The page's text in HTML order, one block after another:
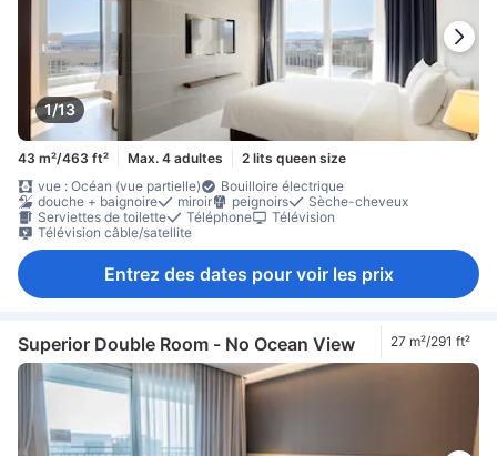
1/13
43 m²/463 ft² Max. 4 adultes
2 lits queen size
vue : Océan (vue partielle)
Bouilloire électrique
douche + baignoire
miroir peignoirs
Sèche-cheveux
Serviettes de toilette
Téléphone
Télévision
Télévision câble/satellite
Entrez des dates pour voir les prix
Superior Double Room - No Ocean View 27 m²/291 ft²